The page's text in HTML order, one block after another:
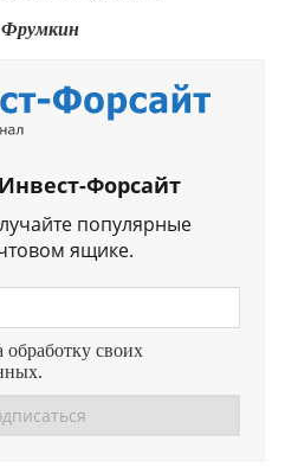
Форсайт
популярные
ящике.
обработку своих